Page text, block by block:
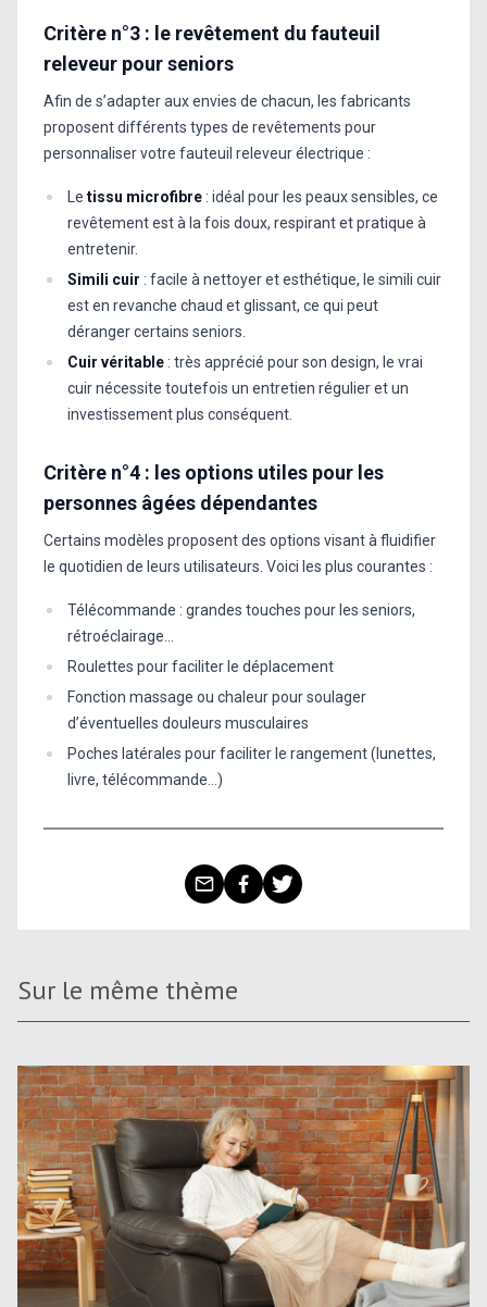
Critère n°3 : le revêtement du fauteuil
releveur pour seniors
Afin de s’adapter aux envies de chacun, les fabricants
proposent différents types de revêtements pour
personnaliser votre fauteuil releveur électrique :
Le tissu microfibre : idéal pour les peaux sensibles, ce
revêtement est à la fois doux, respirant et pratique à
entretenir.
Simili cuir : facile à nettoyer et esthétique, le simili cuir
est en revanche chaud et glissant, ce qui peut
déranger certains seniors.
Cuir véritable : très apprécié pour son design, le vrai
cuir nécessite toutefois un entretien régulier et un
investissement plus conséquent.
Critère n°4 : les options utiles pour les
personnes âgées dépendantes
Certains modèles proposent des options visant à fluidifier
le quotidien de leurs utilisateurs. Voici les plus courantes :
Télécommande : grandes touches pour les seniors,
rétroéclairage…
Roulettes pour faciliter le déplacement
Fonction massage ou chaleur pour soulager
d’éventuelles douleurs musculaires
Poches latérales pour faciliter le rangement (lunettes,
livre, télécommande…)
Sur le même thème